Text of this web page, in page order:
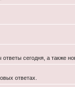
сегодня, а также
ответах.